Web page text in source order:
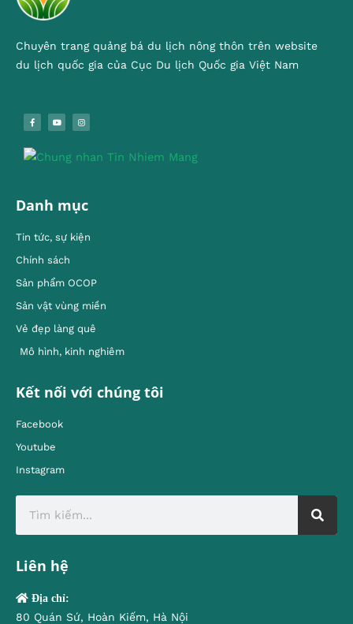
Chuyên trang quảng bá du lịch nông thôn trên website
du lịch quốc gia của Cục Du lịch Quốc gia Việt Nam
Danh mục
Tin tức, sự kiện
Chính sách
Sản phẩm OCOP
Sản vật vùng miền
Vẻ đẹp làng quê
Mô hình, kinh nghiêm
Kết nối với chúng tôi
Facebook
Youtube
Instagram
Liên hệ
Địa chỉ:
80 Quán Sứ, Hoàn Kiếm, Hà Nội